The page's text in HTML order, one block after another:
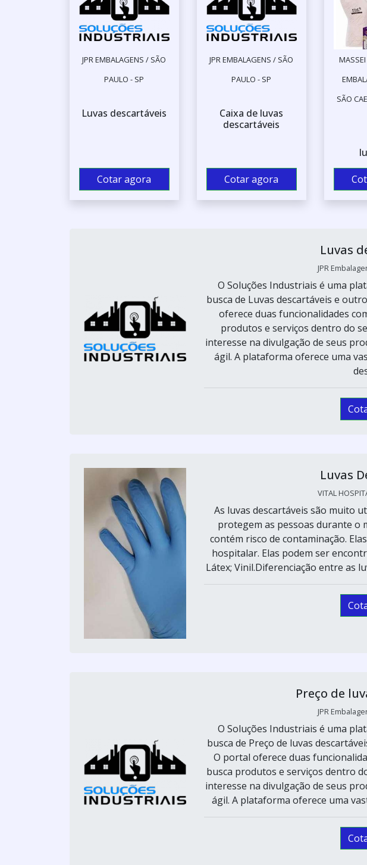
JPR EMBALAGENS / SÃO
PAULO - SP
Luvas descartáveis
Cotar agora
JPR EMBALAGENS / SÃO
PAULO - SP
Caixa de luvas
descartáveis
Cotar agora
SÃO
Luvas
JPR
O Soluções Industriais é uma
busca de Luvas descartáveis e
oferece duas funcionalidades
produtos e serviços dentro do
interesse na divulgação de seus
ágil. A plataforma oferece uma
Luvas
VITAL
As luvas descartáveis são muito
protegem as pessoas durante o
contém risco de contaminação.
hospitalar. Elas podem ser
Látex; Vinil.Diferenciação entre as
Preço de
JPR
O Soluções Industriais é uma
busca de Preço de luvas
O portal oferece duas
busca produtos e serviços dentro
interesse na divulgação de seus
ágil. A plataforma oferece uma